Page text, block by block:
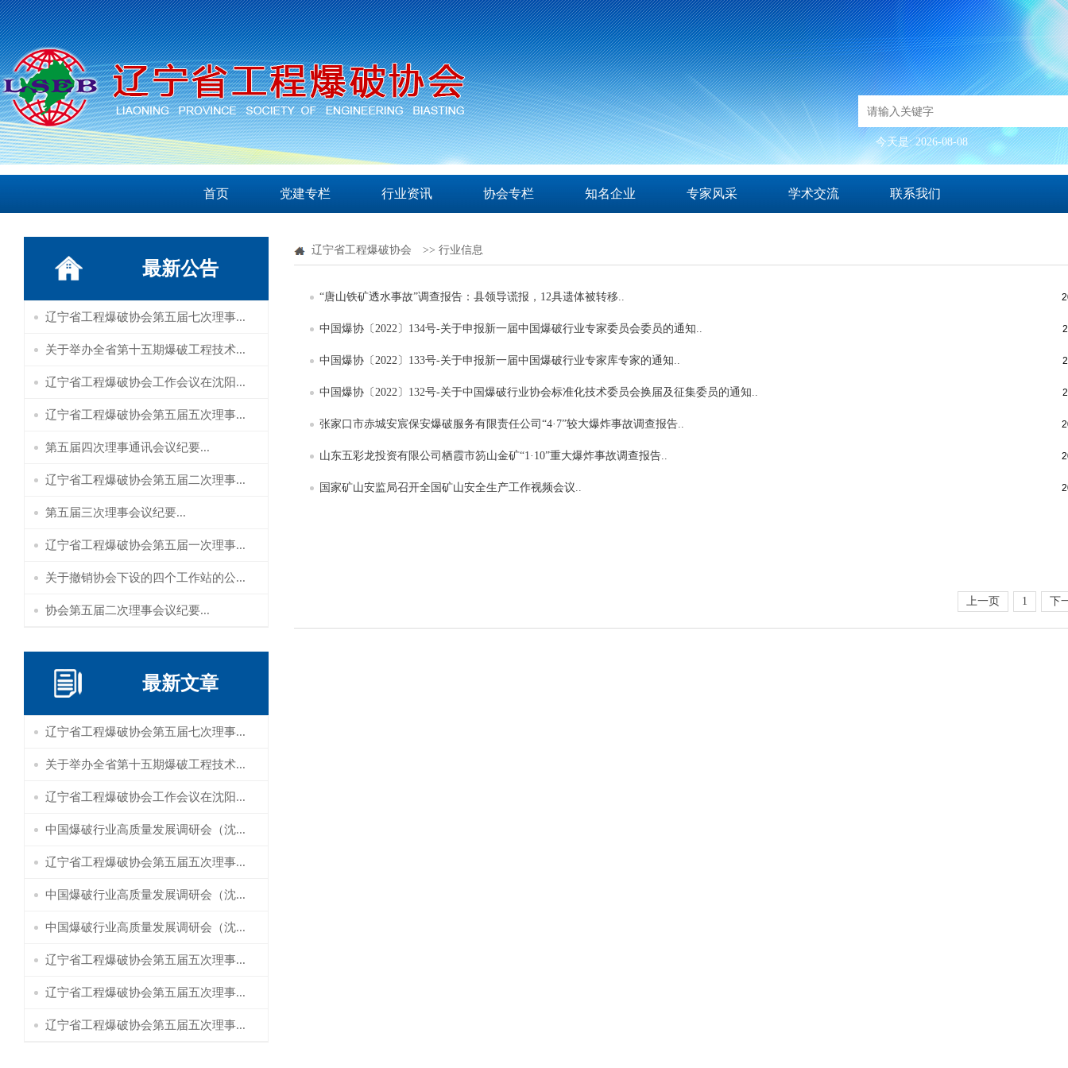
今天是: 2026-08-08
首页 党建专栏 行业资讯 协会专栏 知名企业 专家风采 学术交流 联系我们
最新公告
辽宁省工程爆破协会第五届七次理事...
关于举办全省第十五期爆破工程技术...
辽宁省工程爆破协会工作会议在沈阳...
辽宁省工程爆破协会第五届五次理事...
第五届四次理事通讯会议纪要...
辽宁省工程爆破协会第五届二次理事...
第五届三次理事会议纪要...
辽宁省工程爆破协会第五届一次理事...
关于撤销协会下设的四个工作站的公...
协会第五届二次理事会议纪要...
最新文章
辽宁省工程爆破协会第五届七次理事...
关于举办全省第十五期爆破工程技术...
辽宁省工程爆破协会工作会议在沈阳...
中国爆破行业高质量发展调研会（沈...
辽宁省工程爆破协会第五届五次理事...
中国爆破行业高质量发展调研会（沈...
中国爆破行业高质量发展调研会（沈...
辽宁省工程爆破协会第五届五次理事...
辽宁省工程爆破协会第五届五次理事...
辽宁省工程爆破协会第五届五次理事...
辽宁省工程爆破协会 >> 行业信息
“唐山铁矿透水事故”调查报告：县领导谎报，12具遗体被转移..
中国爆协〔2022〕134号-关于申报新一届中国爆破行业专家委员会委员的通知..
中国爆协〔2022〕133号-关于申报新一届中国爆破行业专家库专家的通知..
中国爆协〔2022〕132号-关于中国爆破行业协会标准化技术委员会换届及征集委员的通知..
张家口市赤城安宸保安爆破服务有限责任公司“4·7”较大爆炸事故调查报告..
山东五彩龙投资有限公司栖霞市笏山金矿“1·10”重大爆炸事故调查报告..
国家矿山安监局召开全国矿山安全生产工作视频会议..
上一页 1 下